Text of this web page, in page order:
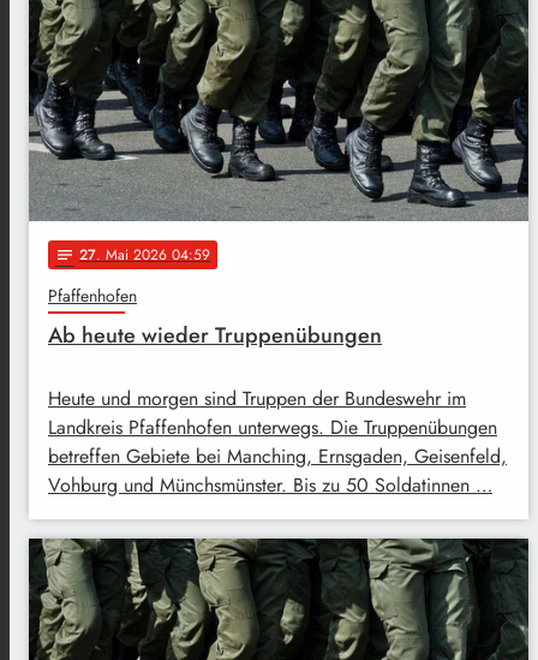
notes 27. Mai 2026 04:59
Pfaffenhofen
Ab heute wieder Truppenübungen
Heute und morgen sind Truppen der Bundeswehr im
Landkreis Pfaffenhofen unterwegs. Die Truppenübungen
betreffen Gebiete bei Manching, Ernsgaden, Geisenfeld,
Vohburg und Münchsmünster. Bis zu 50 Soldatinnen …